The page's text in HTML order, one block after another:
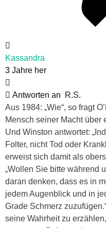
Kassandra
3 Jahre her
Antworten an
R.S.
Aus 1984: „Wie“, so fragt
Mensch seiner Macht über
Und Winston antwortet:
Folter, nicht Tod oder
erweist sich damit als
„Wollen Sie bitte während
daran denken, dass es in
jedem Augenblick und in
Grade Schmerz
seine Wahrheit zu